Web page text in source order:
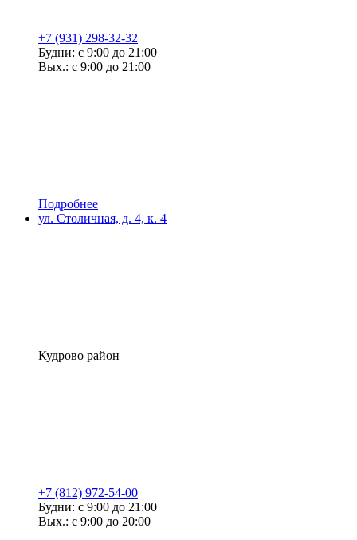
+7 (931) 298-32-32
Будни: с 9:00 до 21:00
Вых.: с 9:00 до 21:00
Подробнее
ул. Столичная, д. 4, к. 4
Кудрово район
+7 (812) 972-54-00
Будни: с 9:00 до 21:00
Вых.: с 9:00 до 20:00